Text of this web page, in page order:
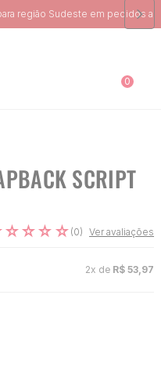
pedidos acima de R$ 399,00
0
SCRIPT
☆☆☆ ☆ (0) Ver avaliações
2x de R$ 53 97